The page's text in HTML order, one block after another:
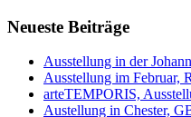
Neueste Beiträge
Ausstellung in der
Ausstellung im Februar,
arteTEMPORIS,
Austellung in Chester,